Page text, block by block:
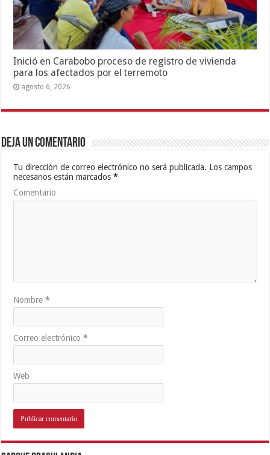
Inició en Carabobo proceso de registro de vivienda
para los afectados por el terremoto
agosto 6, 2026
Deja un comentario
Tu dirección de correo electrónico no será publicada. Los campos
necesarios están marcados*
Comentario
Nombre*
Correo electrónico*
Web